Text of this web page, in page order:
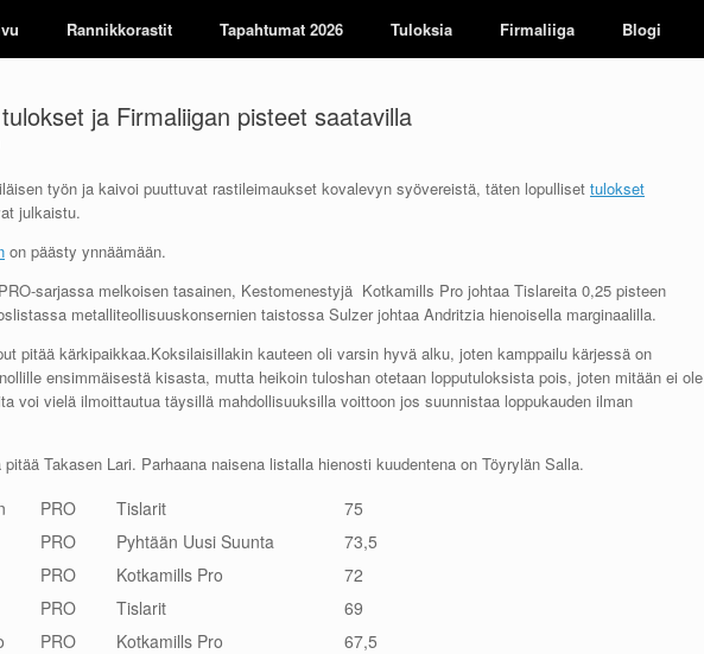
Rannikkorastit Tapahtumat 2026 Tuloksia Firmaliiga Blogi
ja Firmaliigan pisteet saatavilla
työn ja kaivoi puuttuvat rastileimaukset kovalevyn syövereistä, täten lopulliset tulokset
julkaistu.
on päästy ynnäämään.
sarjassa melkoisen tasainen, Kestomenestyjä Kotkamills Pro johtaa Tislareita 0,25 pisteen
metalliteollisuuskonsernien taistossa Sulzer johtaa Andritzia hienoisella marginaalilla.
pitää kärkipaikkaa.Koksilaisillakin kauteen oli varsin hyvä alku, joten kamppailu kärjessä on
ensimmäisestä kisasta, mutta heikoin tuloshan otetaan lopputuloksista pois, joten mitään ei ole
voi vielä ilmoittautua täysillä mahdollisuuksilla voittoon jos suunnistaa loppukauden ilman
Takasen Lari. Parhaana naisena listalla hienosti kuudentena on Töyrylän Salla.
PRO Tislarit
75
PRO Pyhtään Uusi Suunta
73,5
PRO Kotkamills Pro
72
PRO Tislarit
69
PRO Kotkamills Pro
67,5